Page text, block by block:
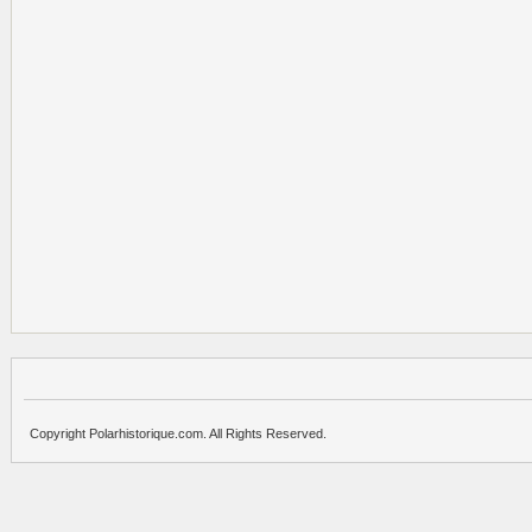
Copyright Polarhistorique.com. All Rights Reserved.